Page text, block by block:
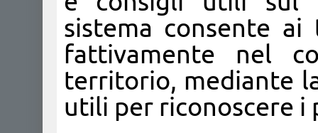
sistema consente
fattivamente nel
territorio, mediante
utili per riconoscere